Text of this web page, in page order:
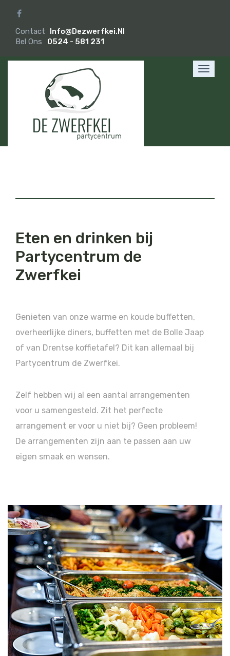
Contact
Info@dezwerfkei.nl
Bel Ons
0524 - 581 231
Toggle
Eten en drinken bij
Partycentrum de
Zwerfkei
Genieten van onze warme en koude buffetten,
overheerlijke diners, buffetten met de Bolle Jaap
of van Drentse koffietafel? Dit kan allemaal bij
Partycentrum de Zwerfkei.
Zelf hebben wij al een aantal arrangementen
voor u samengesteld. Zit het perfecte
arrangement er voor u niet bij? Geen probleem!
De arrangementen zijn aan te passen aan uw
eigen smaak en wensen.